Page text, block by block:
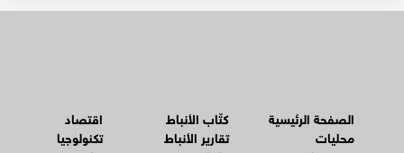
الصفحة الرئيسية
محليات
كتّاب الأنباط
تقارير الأنباط
اقتصاد
تكنولوجيا